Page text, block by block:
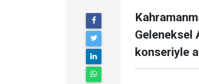
Geleneksel
konseriyle